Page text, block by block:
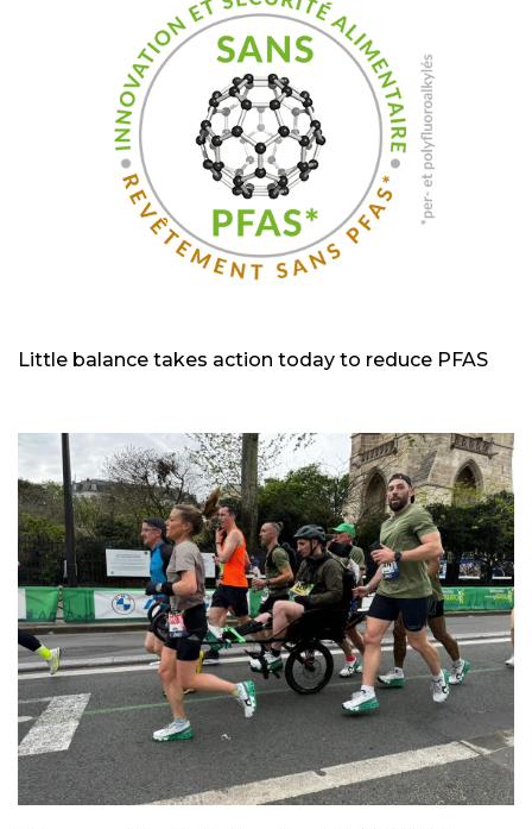
Little balance takes action today to reduce PFAS